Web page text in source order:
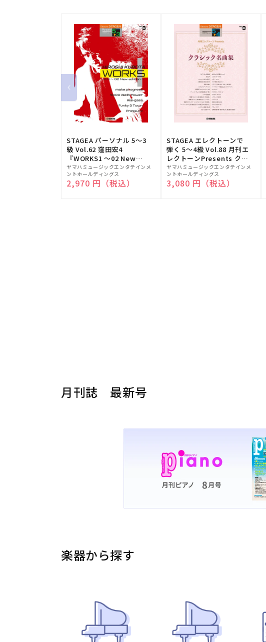
STAGEA パーソナル 5～3
級 Vol.62 窪田宏4
『WORKS1 ～02 New
edition～』
販
売
元:
ヤマハミュージックエンタテインメ
ントホールディングス
通常価格
2,970 円（税込）
STAGEA エレクトーンで
弾く 5～4級 Vol.88 月刊エ
レクトーンPresents クラ
シック名曲集
販
売
元:
ヤマハミュージックエンタテインメ
ントホールディングス
通常価格
3,080 円（税込）
月刊誌 最新号
楽器から探す